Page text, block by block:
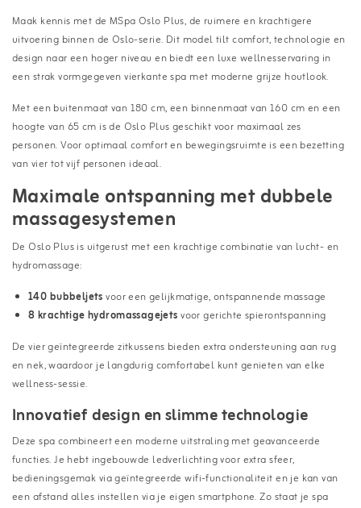
Maak kennis met de MSpa Oslo Plus, de ruimere en krachtigere
uitvoering binnen de Oslo-serie. Dit model tilt comfort, technologie en
design naar een hoger niveau en biedt een luxe wellnesservaring in
een strak vormgegeven vierkante spa met moderne grijze houtlook.
Met een buitenmaat van 180 cm, een binnenmaat van 160 cm en een
hoogte van 65 cm is de Oslo Plus geschikt voor maximaal zes
personen. Voor optimaal comfort en bewegingsruimte is een bezetting
van vier tot vijf personen ideaal.
Maximale ontspanning met dubbele
massagesystemen
De Oslo Plus is uitgerust met een krachtige combinatie van lucht- en
hydromassage:
140 bubbeljetsvoor een gelijkmatige, ontspannende massage
8 krachtige hydromassagejetsvoor gerichte spierontspanning
De vier geïntegreerde zitkussens bieden extra ondersteuning aan rug
en nek, waardoor je langdurig comfortabel kunt genieten van elke
wellness-sessie.
Innovatief design en slimme technologie
Deze spa combineert een moderne uitstraling met geavanceerde
functies. Je hebt ingebouwde ledverlichting voor extra sfeer,
bedieningsgemak via geïntegreerde wifi-functionaliteit en je kan van
een afstand alles instellen via je eigen smartphone. Zo staat je spa